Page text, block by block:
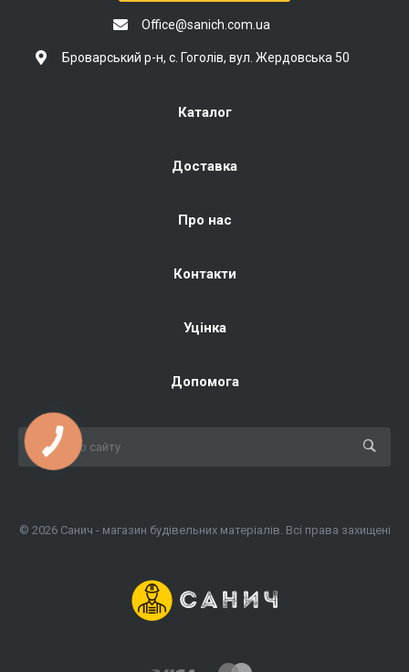
Office@sanich.com.ua
Броварський р-н, с. Гоголів, вул. Жердовська 50
Каталог
Доставка
Про нас
Контакти
Уцінка
Допомога
© 2026 Санич - магазин будівельних матеріалів. Всі права захищені
КНОПКА
ЗВ'ЯЗКУ